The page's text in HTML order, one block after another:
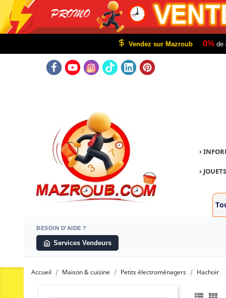
Vendez sur Mazroub 0% de
›
›
BESOIN D'AIDE ?
Services Vendeurs
Accueil Maison & cuisine Petits électroménagers Hachoir